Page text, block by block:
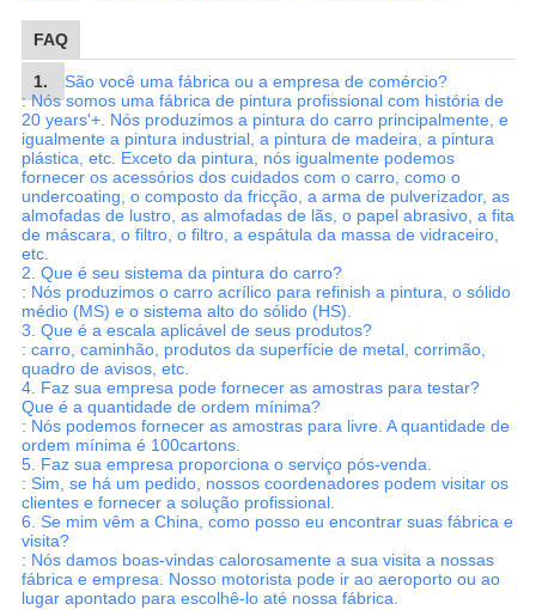
FAQ
1.
São você uma fábrica ou a empresa de comércio?
: Nós somos uma fábrica de pintura profissional com história de
20 years'+. Nós produzimos a pintura do carro principalmente, e
igualmente a pintura industrial, a pintura de madeira, a pintura
plástica, etc. Exceto da pintura, nós igualmente podemos
fornecer os acessórios dos cuidados com o carro, como o
undercoating, o composto da fricção, a arma de pulverizador, as
almofadas de lustro, as almofadas de lãs, o papel abrasivo, a fita
de máscara, o filtro, o filtro, a espátula da massa de vidraceiro,
etc.
2. Que é seu sistema da pintura do carro?
: Nós produzimos o carro acrílico para refinish a pintura, o sólido
médio (MS) e o sistema alto do sólido (HS).
3. Que é a escala aplicável de seus produtos?
: carro, caminhão, produtos da superfície de metal, corrimão,
quadro de avisos, etc.
4. Faz sua empresa pode fornecer as amostras para testar?
Que é a quantidade de ordem mínima?
: Nós podemos fornecer as amostras para livre. A quantidade de
ordem mínima é 100cartons.
5. Faz sua empresa proporciona o serviço pós-venda.
: Sim, se há um pedido, nossos coordenadores podem visitar os
clientes e fornecer a solução profissional.
6. Se mim vêm a China, como posso eu encontrar suas fábrica e
visita?
: Nós damos boas-vindas calorosamente a sua visita a nossas
fábrica e empresa. Nosso motorista pode ir ao aeroporto ou ao
lugar apontado para escolhê-lo até nossa fábrica.